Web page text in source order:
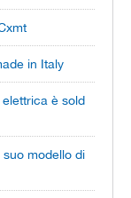
in Italy
è sold
modello di